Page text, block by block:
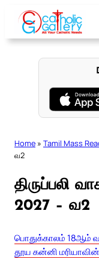
content
Home » Tamil Mass
வ2
திருப்பலி
2027 – வ2
பொதுக்காலம் 18ஆம்
தூய கன்னி